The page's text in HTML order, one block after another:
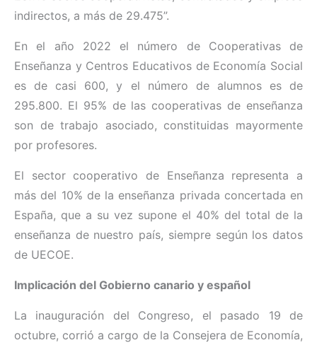
indirectos, a más de 29.475”.
En el año 2022 el número de Cooperativas de
Enseñanza y Centros Educativos de Economía Social
es de casi 600, y el número de alumnos es de
295.800. El 95% de las cooperativas de enseñanza
son de trabajo asociado, constituidas mayormente
por profesores.
El sector cooperativo de Enseñanza representa a
más del 10% de la enseñanza privada concertada en
España, que a su vez supone el 40% del total de la
enseñanza de nuestro país, siempre según los datos
de UECOE.
Implicación del Gobierno canario y español
La inauguración del Congreso, el pasado 19 de
octubre, corrió a cargo de la Consejera de Economía,